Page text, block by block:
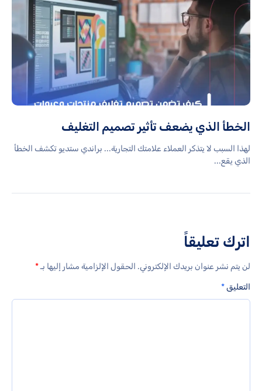
الخطأ الذي يضعف تأثير تصميم التغليف
لهذا السبب لا يتذكر العملاء علامتك التجارية... براندي ستديو تكشف الخطأ
الذي يقع...
اترك تعليقاً
لن يتم نشر عنوان بريدك الإلكتروني. الحقول الإلزامية مشار إليها بـ*
التعليق*